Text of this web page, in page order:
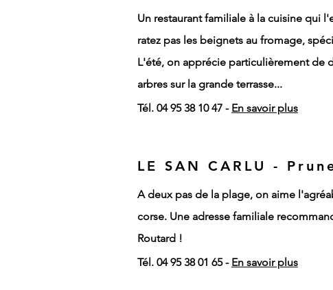
Un restaurant familiale à la cuisine qui
ratez pas les beignets au fromage,
L'été, on apprécie particulièrement de
arbres sur la grande terrasse...
Tél. 04 95 38 10 47 - En savoir plus
LE SAN CARLU -
A deux pas de la plage, on aime
corse. Une adresse familiale
Routard !
Tél. 04 95 38 01 65 - En savoir plus